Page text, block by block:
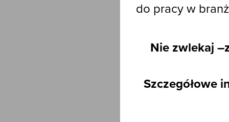
do pracy w
Nie zwlekaj
Szczegółowe